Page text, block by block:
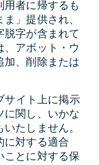
用者に帰するも
」提供され、
脱字が含まれて
、アボット・ウ
加、削除または
サイト上に掲示
に関し、いかな
たしません。
に対する適合
ことに対する保